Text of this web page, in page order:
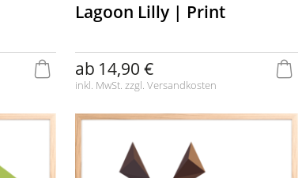
Lagoon Lilly | Print
ab 14,90 €
inkl. MwSt. zzgl. Versandkosten